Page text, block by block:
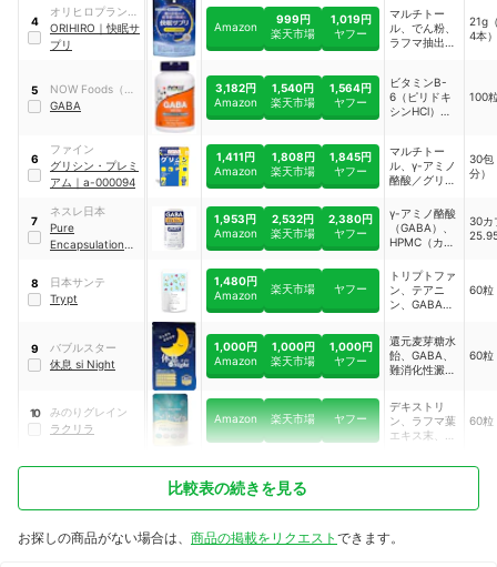
粉分解物）
（国内製
造）、亜鉛含
有酵母、セレ
ゼラチン、セ
ルロースほか
4
オリヒロプランデ
ュ
ORIHIRO ｜ 快眠サ
プリ
Amazon
999円
楽天市場
1,019円
ヤフー
マルチトー
ル、でん粉、
ラフマ抽出
トール、テア
ニン、香料
21g
4本）
5
NOW Foods（ナ
ウフーズ）
GABA
3,182円
Amazon
1,540円
楽天市場
1,564円
ヤフー
ビタミンB-
6（ピリドキ
シンHCl）、
酸）、セルロ
ース（カプセ
ル）、米粉、
アリン酸マグ
ネシウム（植
物源）
100
6
ファイン
グリシン・プレミ
アム ｜ a-000094
1,411円
Amazon
1,808円
楽天市場
1,845円
ヤフー
マルチトー
ル、γ-アミノ
酪酸／グリシ
トファン、L-
テアニン、香
料、微粒二酸
化ケイ素ほか
30包
分）
7
ネスレ日本
Pure
Encapsulations
1,953円
Amazon
2,532円
楽天市場
2,380円
ヤフー
γ-アミノ酪酸
（GABA）、
HPMC（カプ
V.C
30カ
8
日本サンテ
Trypt
1,480円
Amazon
楽天市場 ヤフー
トリプトファ
ン、テアニ
ン、GABA、
スチジン、リ
ジン、ロイシ
ン、チロシ
ン、バリン、
ラニン
60粒
9
バブルスター
休息 si Night
1,000円
Amazon
1,000円
楽天市場
1,000円
ヤフー
還元麦芽糖水
飴、GABA、
難消化性澱
ン、L－トリ
プトファン、
結晶セルロー
ニン、ステア
素
60粒
10
みのりグレイン
ラクリラ
Amazon 楽天市場 ヤフー
デキストリ
ン、ラフマ葉
エキス末、γ-
（GABA）な
60粒
比較表の続きを見る
お探しの商品がない場合は、 商品の掲載をリクエスト できます。